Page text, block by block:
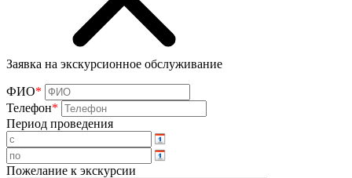
Заявка на экскурсионное обслуживание
ФИО*
Телефон*
Период проведения
Пожелание к экскурсии